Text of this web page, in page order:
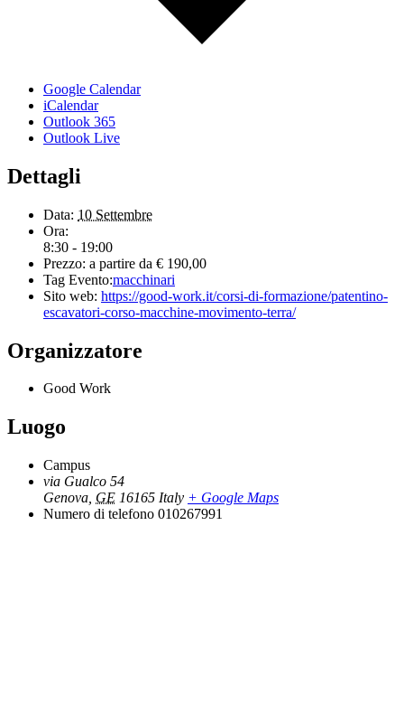
Google Calendar
iCalendar
Outlook 365
Outlook Live
Dettagli
Data: 10 Settembre
Ora:
8:30 - 19:00
Prezzo: a partire da € 190,00
Tag Evento:macchinari
Sito web: https://good-work.it/corsi-di-formazione/patentino-
escavatori-corso-macchine-movimento-terra/
Organizzatore
Good Work
Luogo
Campus
via Gualco 54
Genova GE 16165 Italy + Google Maps
Numero di telefono 010267991